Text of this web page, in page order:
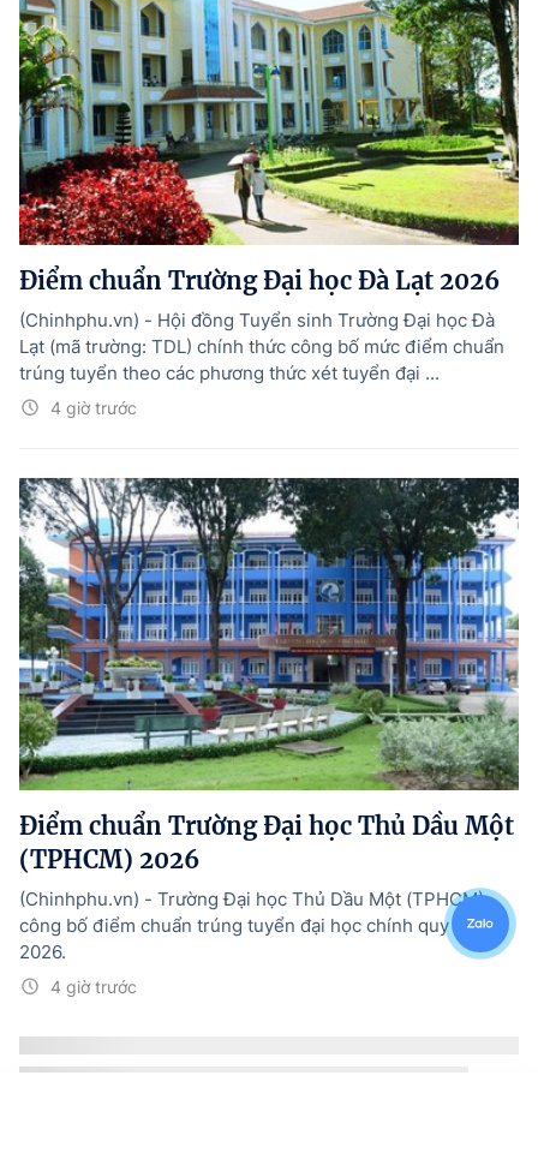
Điểm chuẩn Trường Đại học Đà Lạt 2026
4 giờ trước
(Chinhphu.vn) - Hội đồng Tuyển sinh Trường Đại học Đà
Lạt (mã trường: TDL) chính thức công bố mức điểm chuẩn
trúng tuyển theo các phương thức xét tuyển đại ...
Điểm chuẩn Trường Đại học Thủ Dầu Một
(TPHCM) 2026
4 giờ trước
(Chinhphu.vn) - Trường Đại học Thủ Dầu Một (TPHCM)
công bố điểm chuẩn trúng tuyển đại học chính quy năm
2026.